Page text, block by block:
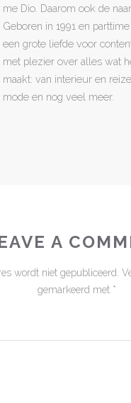
me Dio. Daarom ook de
Geboren in 1991 en
een grote liefde voor
met plezier over alles wat
maakt: van interieur en
mode en nog veel meer.
A
wordt niet gepubliceerd.
gemarkeerd met *